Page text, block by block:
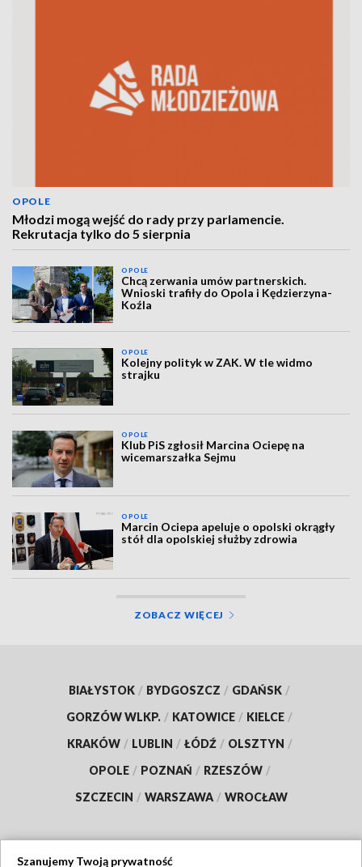
OPOLE
Młodzi mogą wejść do rady przy parlamencie.
Rekrutacja tylko do 5 sierpnia
OPOLE
Chcą zerwania umów partnerskich.
Wnioski trafiły do Opola i Kędzierzyna-
Koźla
OPOLE
Kolejny polityk w ZAK. W tle widmo
strajku
OPOLE
Klub PiS zgłosił Marcina Ociepę na
wicemarszałka Sejmu
OPOLE
Marcin Ociepa apeluje o opolski okrągły
stół dla opolskiej służby zdrowia
ZOBACZ WIĘCEJ
BIAŁYSTOK / BYDGOSZCZ / GDAŃSK /
GORZÓW WLKP. / KATOWICE / KIELCE /
KRAKÓW / LUBLIN / ŁÓDŹ / OLSZTYN /
OPOLE / POZNAŃ / RZESZÓW /
SZCZECIN / WARSZAWA / WROCŁAW
Szanujemy Twoją prywatność